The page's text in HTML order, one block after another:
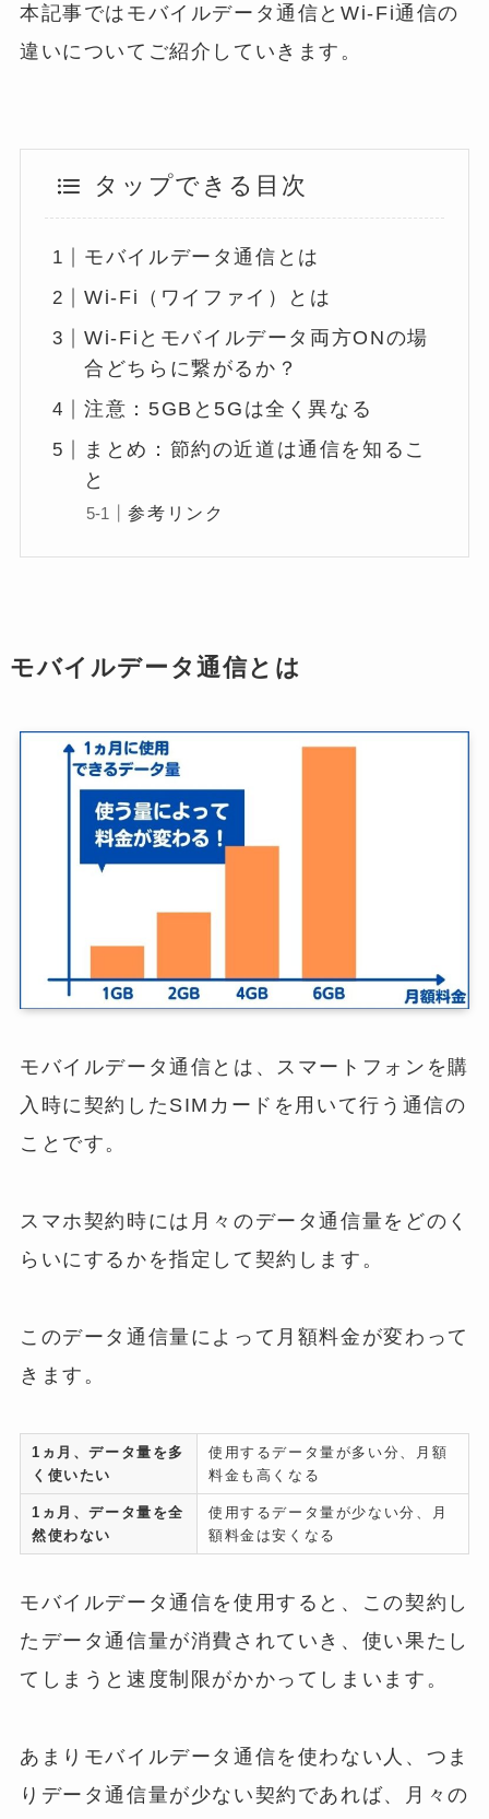
本記事ではモバイルデータ通信とWi-Fi通信の
違いについてご紹介していきます。
タップできる目次
モバイルデータ通信とは
Wi-Fi（ワイファイ）とは
Wi-Fiとモバイルデータ両方ONの場
合どちらに繋がるか？
注意：5GBと5Gは全く異なる
まとめ：節約の近道は通信を知るこ
と
参考リンク
モバイルデータ通信とは
モバイルデータ通信とは、スマートフォンを購
入時に契約したSIMカードを用いて行う通信の
ことです。
スマホ契約時には月々のデータ通信量をどのく
らいにするかを指定して契約します。
このデータ通信量によって月額料金が変わって
きます。
1ヵ月、データ量を多
く使いたい
使用するデータ量が多い分、月額
料金も高くなる
1ヵ月、データ量を全
然使わない
使用するデータ量が少ない分、月
額料金は安くなる
モバイルデータ通信を使用すると、この契約し
たデータ通信量が消費されていき、使い果たし
てしまうと速度制限がかかってしまいます。
あまりモバイルデータ通信を使わない人、つま
りデータ通信量が少ない契約であれば、月々の